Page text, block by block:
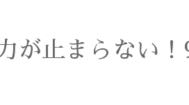
が止まらない！